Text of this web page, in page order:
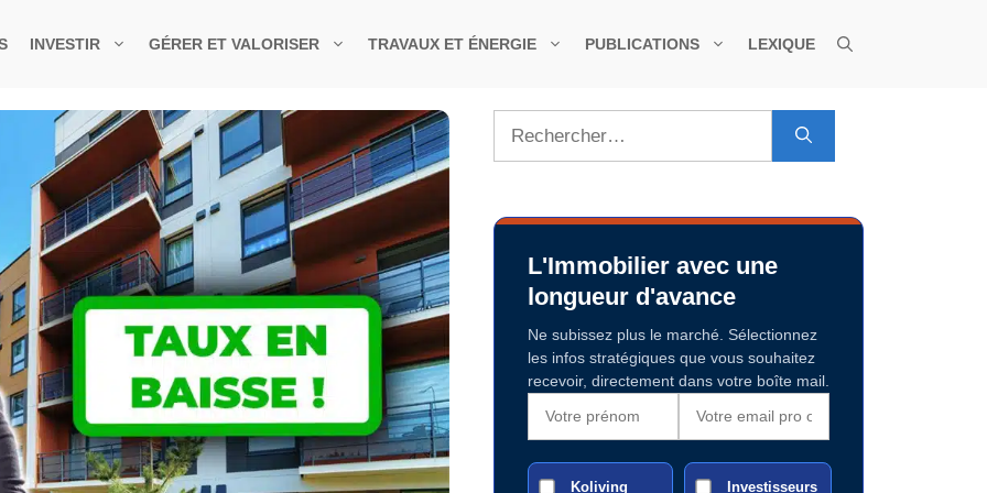
INVESTIR GÉRER ET VALORISER TRAVAUX ET ÉNERGIE PUBLICATIONS LEXIQUE
L'Immobilier avec une
longueur d'avance
Ne subissez plus le marché. Sélectionnez
les infos stratégiques que vous souhaitez
recevoir, directement dans votre boîte mail.
Koliving
Investisseurs